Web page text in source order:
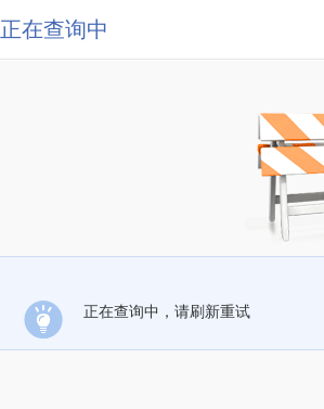
正在查询中
正在查询中，请刷新重试